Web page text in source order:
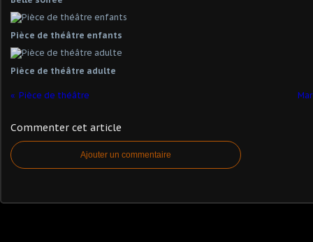
Pièce de théâtre enfants
Pièce de théâtre adulte
Pièce de théâtre
Commenter cet article
Ajouter un commentaire